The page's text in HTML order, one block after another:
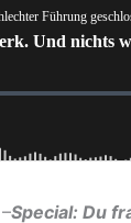
Special: Du